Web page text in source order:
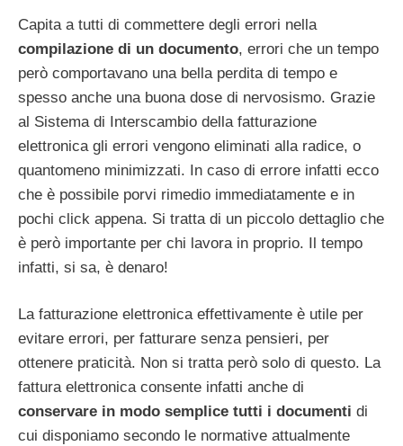
Capita a tutti di commettere degli errori nella
compilazione di un documento, errori che un tempo
però comportavano una bella perdita di tempo e
spesso anche una buona dose di nervosismo. Grazie
al Sistema di Interscambio della fatturazione
elettronica gli errori vengono eliminati alla radice, o
quantomeno minimizzati. In caso di errore infatti ecco
che è possibile porvi rimedio immediatamente e in
pochi click appena. Si tratta di un piccolo dettaglio che
è però importante per chi lavora in proprio. Il tempo
infatti, si sa, è denaro!
La fatturazione elettronica effettivamente è utile per
evitare errori, per fatturare senza pensieri, per
ottenere praticità. Non si tratta però solo di questo. La
fattura elettronica consente infatti anche di
conservare in modo semplice tutti i documenti di
cui disponiamo secondo le normative attualmente